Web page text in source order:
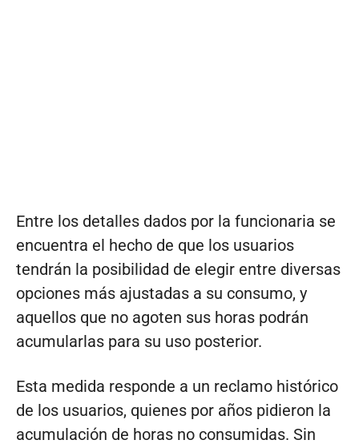
Entre los detalles dados por la funcionaria se
encuentra el hecho de que los usuarios
tendrán la posibilidad de elegir entre diversas
opciones más ajustadas a su consumo, y
aquellos que no agoten sus horas podrán
acumularlas para su uso posterior.
Esta medida responde a un reclamo histórico
de los usuarios, quienes por años pidieron la
acumulación de horas no consumidas. Sin